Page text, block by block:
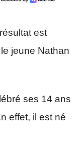
est
jeune Nathan
ses 14 ans
effet, il est né